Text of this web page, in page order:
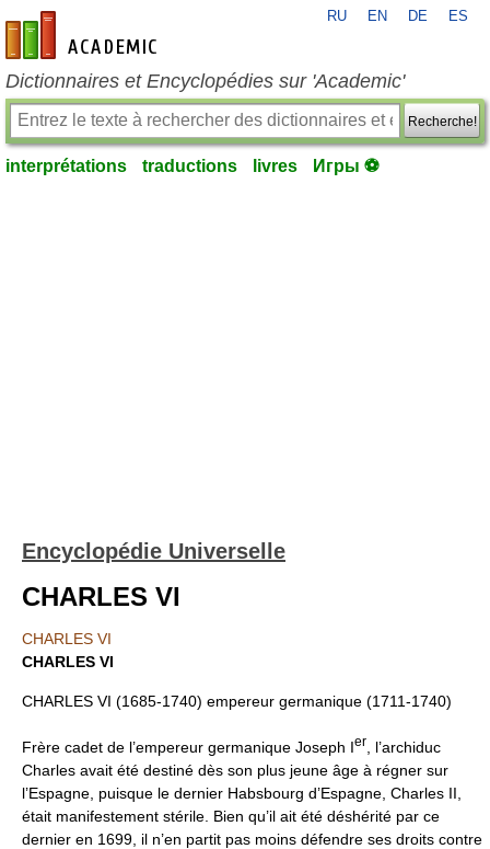
fr-academic.com
RU EN DE ES
Dictionnaires et Encyclopédies sur 'Academic'
Recherche!
interprétations traductions livres Игры ⚽
Encyclopédie Universelle
CHARLES VI
CHARLES VI
CHARLES VI
CHARLES VI (1685-1740) empereur germanique (1711-1740)
Frère cadet de l’empereur germanique Joseph Ier
, l’archiduc
Charles avait été destiné dès son plus jeune âge à régner sur
l’Espagne, puisque le dernier Habsbourg d’Espagne, Charles II,
était manifestement stérile. Bien qu’il ait été déshérité par ce
dernier en 1699, il n’en partit pas moins défendre ses droits contre